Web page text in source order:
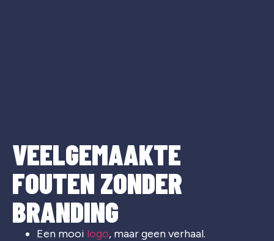
VEELGEMAAKTE
FOUTEN ZONDER
BRANDING
Een mooi logo, maar geen verhaal.